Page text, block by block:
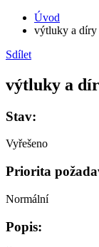
Úvod
výtluky a
Sdílet
výtluky a
Stav:
Vyřešeno
Priorita
Normální
Popis: